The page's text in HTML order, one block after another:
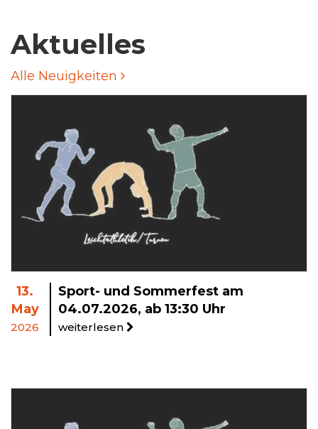
Aktuelles
Alle Neuigkeiten
13.
May
2026
Sport- und Sommerfest am
04.07.2026, ab 13:30 Uhr
weiterlesen